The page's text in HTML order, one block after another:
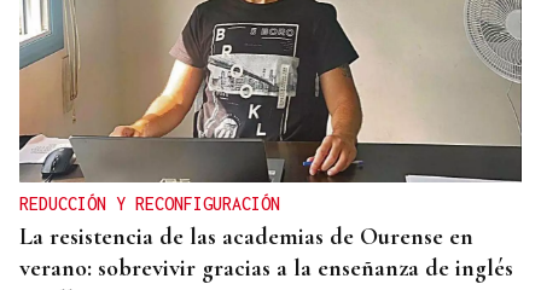
REDUCCIÓN Y RECONFIGURACIÓN
La resistencia de las academias de Ourense en
verano: sobrevivir gracias a la enseñanza de inglés